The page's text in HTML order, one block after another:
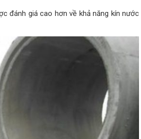
đánh giá cao hơn về khả năng kín nước